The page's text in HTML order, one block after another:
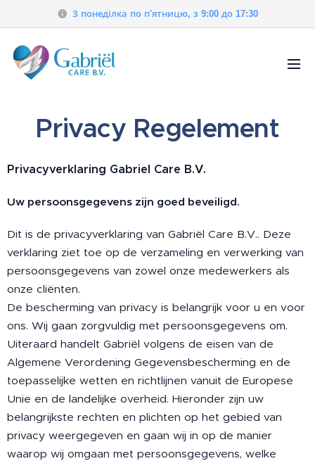
З понеділка по п'ятницю, з 9:00 до 17:30
Privacy Regelement
Privacyverklaring Gabriel Care B.V.
Uw persoonsgegevens zijn goed beveiligd.
Dit is de privacyverklaring van Gabriël Care B.V.. Deze
verklaring ziet toe op de verzameling en verwerking van
persoonsgegevens van zowel onze medewerkers als
onze cliënten.
De bescherming van privacy is belangrijk voor u en voor
ons. Wij gaan zorgvuldig met persoonsgegevens om.
Uiteraard handelt Gabriël volgens de eisen van de
Algemene Verordening Gegevensbescherming en de
toepasselijke wetten en richtlijnen vanuit de Europese
Unie en de landelijke overheid. Hieronder zijn uw
belangrijkste rechten en plichten op het gebied van
privacy weergegeven en gaan wij in op de manier
waarop wij omgaan met persoonsgegevens, welke